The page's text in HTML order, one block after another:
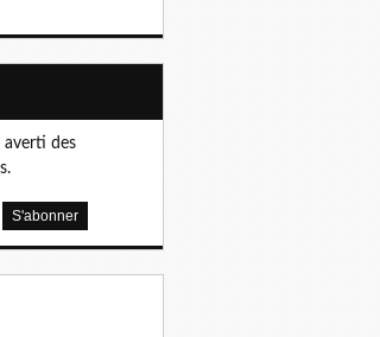
averti des